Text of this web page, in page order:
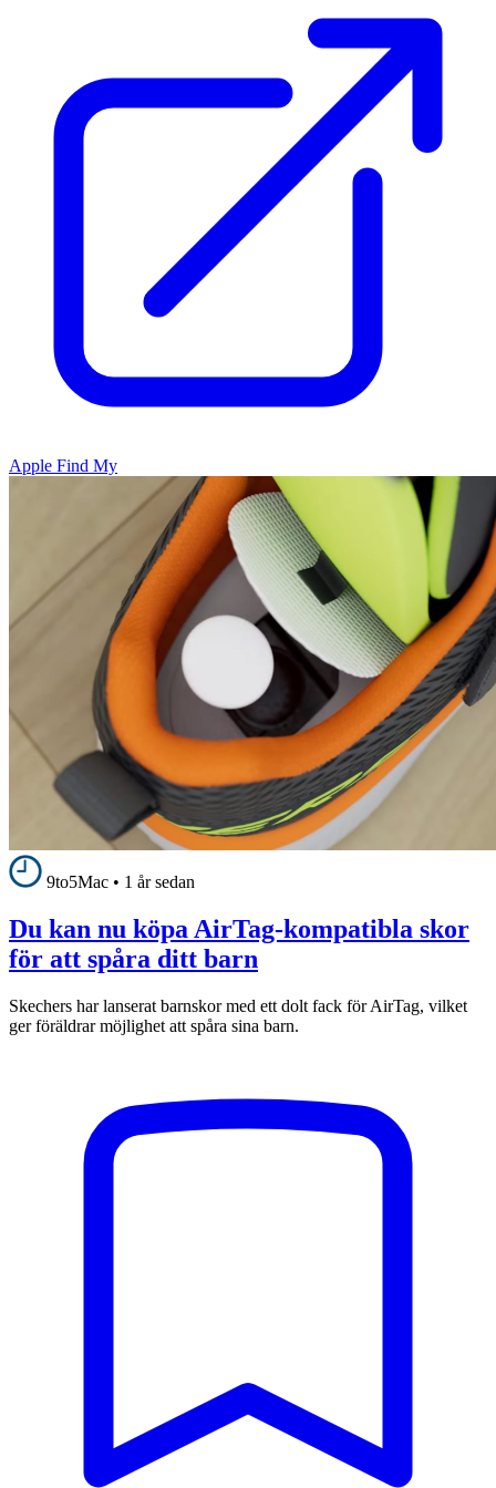
Apple Find My
9to5Mac • 1 år sedan
Du kan nu köpa AirTag-kompatibla skor
för att spåra ditt barn
Skechers har lanserat barnskor med ett dolt fack för AirTag, vilket
ger föräldrar möjlighet att spåra sina barn.